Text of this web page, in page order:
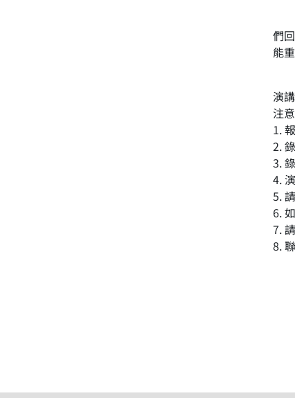
們
能
演
注
1.
2.
3.
4.
5.
6.
7.
8.